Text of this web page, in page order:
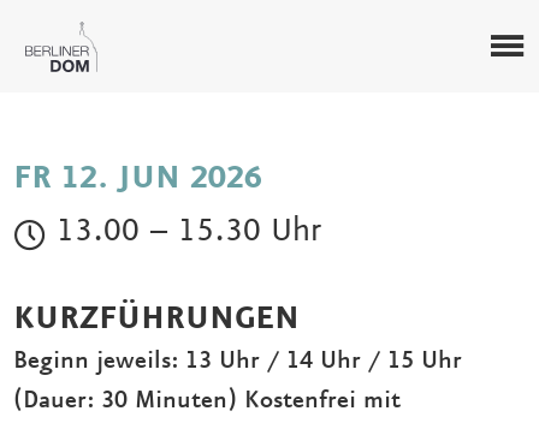
FR 12. JUN 2026
13.00 – 15.30 Uhr
KURZFÜHRUNGEN
Beginn jeweils: 13 Uhr / 14 Uhr / 15 Uhr
(Dauer: 30 Minuten) Kostenfrei mit